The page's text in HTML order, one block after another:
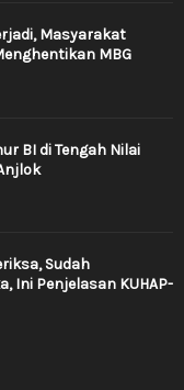
Masyarakat
MBG
BI di Tengah Nilai
Sudah
Ini Penjelasan KUHAP-